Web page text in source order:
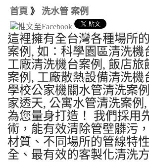
首頁 》 洗水管 案例
這裡擁有全台灣各種場所
案例, 如：科學園區清洗機
工廠清洗機台案例, 飯店旅
案例, 工廠散熱設備清洗機
學校公家機關水管清洗案
家透天, 公寓水管清洗案例,
為您量身打造！ 我們採用
術，能有效清除管壁髒污
材質、不同場所的管線特
全、最有效的客製化清洗